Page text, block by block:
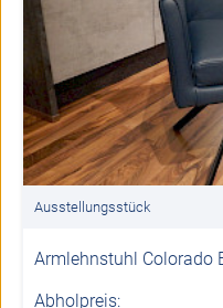
Ausstellungsstück
Armlehnstuhl Colorado
Abholpreis: